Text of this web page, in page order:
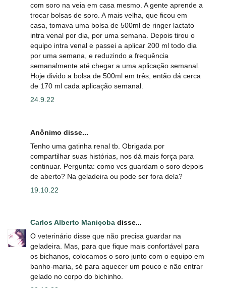
com soro na veia em casa mesmo. A gente aprende a
trocar bolsas de soro. A mais velha, que ficou em
casa, tomava uma bolsa de 500ml de ringer lactato
intra venal por dia, por uma semana. Depois tirou o
equipo intra venal e passei a aplicar 200 ml todo dia
por uma semana, e reduzindo a frequência
semanalmente até chegar a uma aplicação semanal.
Hoje divido a bolsa de 500ml em três, então dá cerca
de 170 ml cada aplicação semanal.
24.9.22
Anônimo disse...
Tenho uma gatinha renal tb. Obrigada por
compartilhar suas histórias, nos dá mais força para
continuar. Pergunta: como vcs guardam o soro depois
de aberto? Na geladeira ou pode ser fora dela?
19.10.22
Carlos Alberto Maniçoba disse...
O veterinário disse que não precisa guardar na
geladeira. Mas, para que fique mais confortável para
os bichanos, colocamos o soro junto com o equipo em
banho-maria, só para aquecer um pouco e não entrar
gelado no corpo do bichinho.